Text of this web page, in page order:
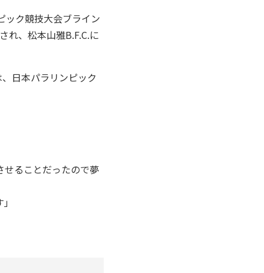
ック競技大会ブライン
れ、松本山雅B.F.C.に
日本パラリンピック
せることだったので夢